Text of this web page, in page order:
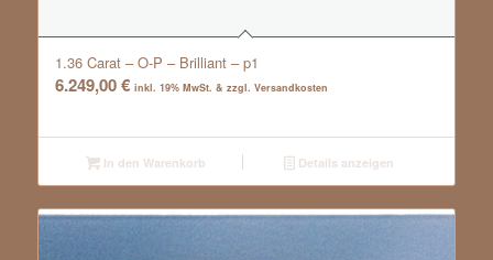
1.36 Carat – O-P – Brilliant – p1
6.249,00€ inkl. 19% MwSt. & zzgl. Versandkosten
In den Warenkorb Details anzeigen